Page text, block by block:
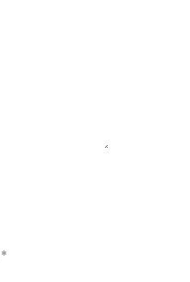
*